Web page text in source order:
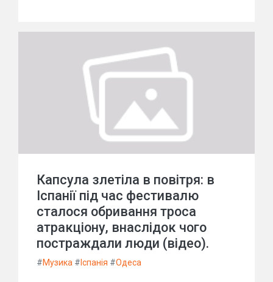
Капсула злетіла в повітря: в
Іспанії під час фестивалю
сталося обривання троса
атракціону, внаслідок чого
постраждали люди (відео).
#Музика # Іспанія #Одеса